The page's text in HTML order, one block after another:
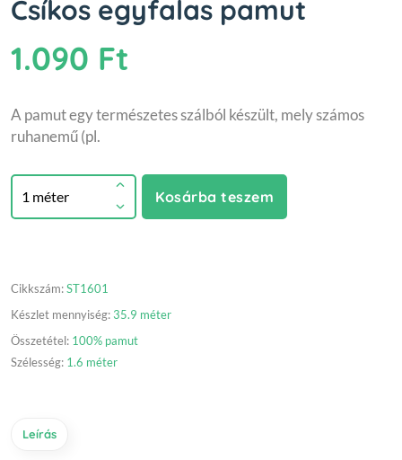
Csíkos egyfalas pamut
1.090 Ft
A pamut egy természetes szálból készült, mely számos
ruhanemű (pl.
Kosárba teszem
Cikkszám:ST1601
Készlet mennyiség:35.9 méter
Összetétel: 100% pamut
Szélesség: 1.6 méter
Leírás